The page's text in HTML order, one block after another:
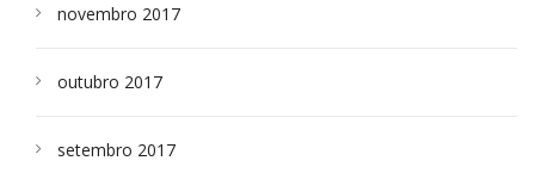
novembro 2017
outubro 2017
setembro 2017